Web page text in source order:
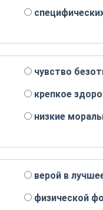
чувство
крепкое
низкие
верой в
физической